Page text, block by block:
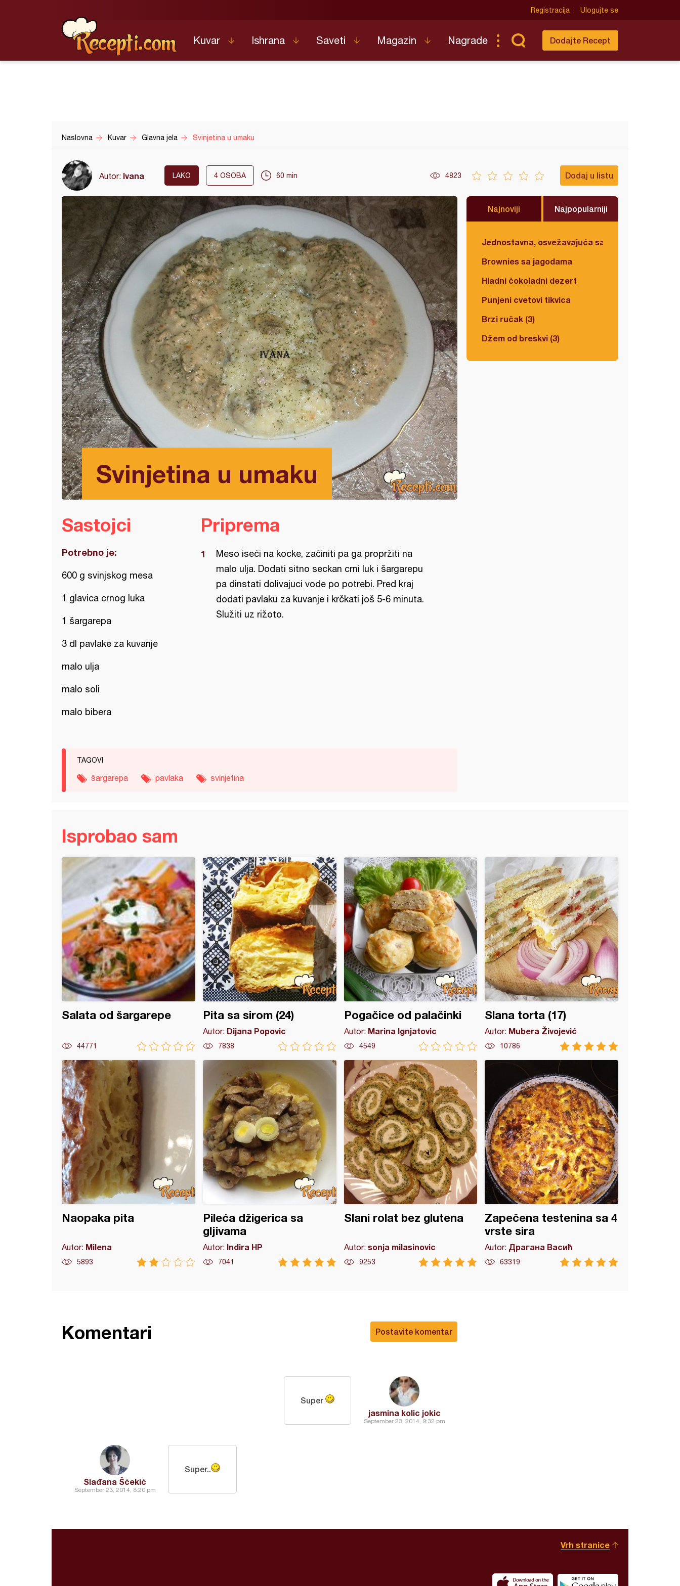
Registracija Ulogujte se
Kuvar Ishrana Saveti Magazin Nagrade Dodajte Recept
Naslovna Kuvar Glavna jela Svinjetina u umaku
Autor: Ivana LAKO 4 OSOBA 60 min 4823 Dodaj u listu
Svinjetina u umaku
Najnoviji Najpopularniji
Jednostavna, osvežavajuća salata
Brownies sa jagodama
Hladni čokoladni dezert
Punjeni cvetovi tikvica
Brzi ručak (3)
Džem od breskvi (3)
Sastojci
Potrebno je:
600 g svinjskog mesa
1 glavica crnog luka
1 šargarepa
3 dl pavlake za kuvanje
malo ulja
malo soli
malo bibera
Priprema
Meso iseći na kocke, začiniti pa ga propržiti na
malo ulja. Dodati sitno seckan crni luk i šargarepu
pa dinstati dolivajuci vode po potrebi. Pred kraj
dodati pavlaku za kuvanje i krčkati još 5-6 minuta.
Služiti uz rižoto.
TAGOVI
šargarepa pavlaka svinjetina
Isprobao sam
Salata od šargarepe
44771
Pita sa sirom (24)
Autor: Dijana Popovic
7838
Pogačice od palačinki
Autor: Marina Ignjatovic
4549
Slana torta (17)
Autor: Mubera Živojević
10786
Naopaka pita
Autor: Milena
5893
Pileća džigerica sa
gljivama
Autor: Indira HP
7041
Slani rolat bez glutena
Autor: sonja milasinovic
9253
Zapečena testenina sa 4
vrste sira
Autor: Драгана Васић
63319
testenina sa 4 vrste sira
Postavite komentar
Komentari
jasmina kolic jokic
September 23, 2014, 9:32 pm
Super
Slađana Šćekić
September 23, 2014, 8:20 pm
Super..
Vrh stranice